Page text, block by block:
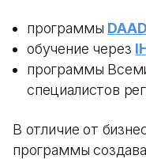
программы DAAD
обучение через
программы
специалистов
В отличие от
программы